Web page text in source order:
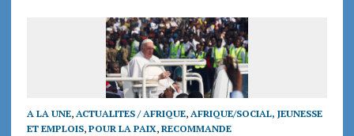
A LA UNE, ACTUALITES / AFRIQUE, AFRIQUE/SOCIAL, JEUNESSE
ET EMPLOIS, POUR LA PAIX, RECOMMANDE